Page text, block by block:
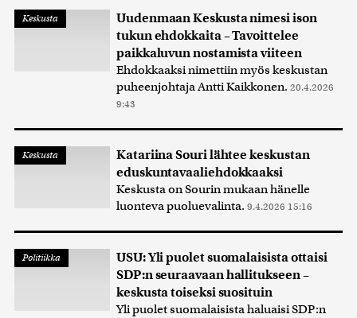
Keskusta
Uudenmaan Keskusta nimesi ison
tukun ehdokkaita – Tavoittelee
paikkaluvun nostamista viiteen
Ehdokkaaksi nimettiin myös keskustan
puheenjohtaja Antti Kaikkonen. 20.4.2026
9:43
Keskusta
Katariina Souri lähtee keskustan
eduskuntavaaliehdokkaaksi
Keskusta on Sourin mukaan hänelle
luonteva puoluevalinta. 9.4.2026 15:16
Politiikka
USU: Yli puolet suomalaisista ottaisi
SDP:n seuraavaan hallitukseen –
keskusta toiseksi suosituin
Yli puolet suomalaisista haluaisi SDP:n